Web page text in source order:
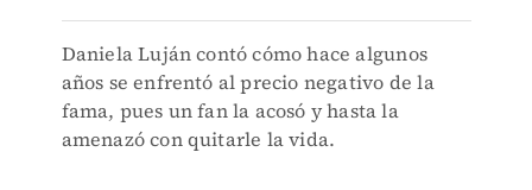
Daniela Luján contó cómo hace algunos
años se enfrentó al precio negativo de la
fama, pues un fan la acosó y hasta la
amenazó con quitarle la vida.